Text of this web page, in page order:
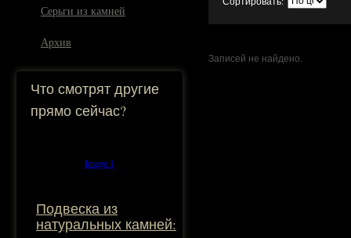
Серьги из камней
Архив
Что смотрят другие
прямо сейчас?
Image 1
Подвеска из
натуральных камней:
Записей не найдено.